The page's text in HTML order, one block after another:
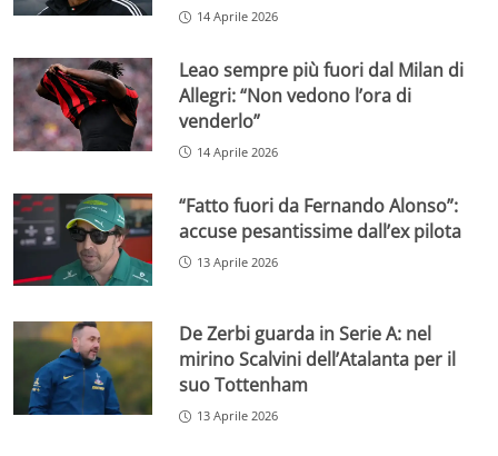
14 Aprile 2026
Leao sempre più fuori dal Milan di
Allegri: “Non vedono l’ora di
venderlo”
14 Aprile 2026
“Fatto fuori da Fernando Alonso”:
accuse pesantissime dall’ex pilota
13 Aprile 2026
De Zerbi guarda in Serie A: nel
mirino Scalvini dell’Atalanta per il
suo Tottenham
13 Aprile 2026